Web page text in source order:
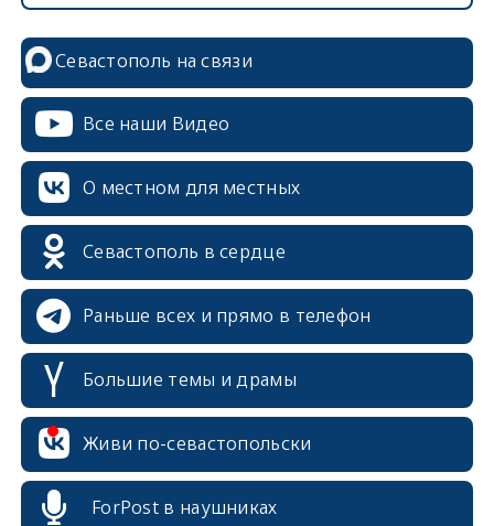
Севастополь на связи
Все наши Видео
О местном для местных
Севастополь в сердце
Раньше всех и прямо в телефон
Большие темы и драмы
Живи по-севастопольски
ForPost в наушниках
erid: 2SDnjcrDNw6